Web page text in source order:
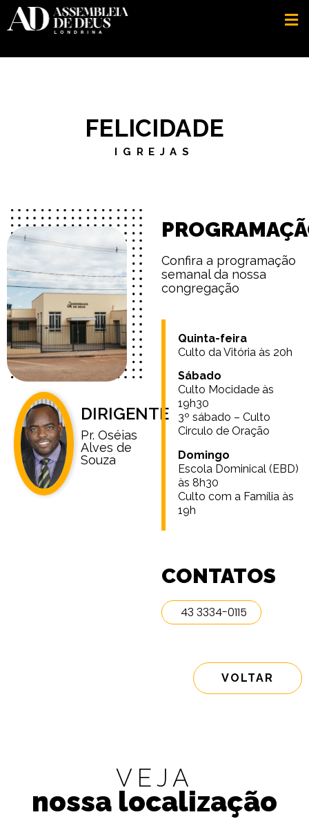
FELICIDADE
IGREJAS
DIRIGENTE
Pr. Oséias
Alves de
Souza
Confira a programação
semanal da nossa
congregação
Quinta-feira
Culto da Vitória às 20h
Sábado
Culto Mocidade às
19h30
3º sábado – Culto
Circulo de Oração
Domingo
Escola Dominical (EBD)
às 8h30
Culto com a Família às
19h
CONTATOS
43 3334-0115
VOLTAR
VEJA
nossa localização